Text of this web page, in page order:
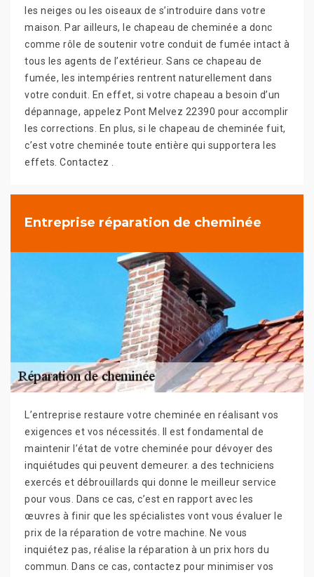
les neiges ou les oiseaux de s’introduire dans votre
maison. Par ailleurs, le chapeau de cheminée a donc
comme rôle de soutenir votre conduit de fumée intact à
tous les agents de l’extérieur. Sans ce chapeau de
fumée, les intempéries rentrent naturellement dans
votre conduit. En effet, si votre chapeau a besoin d’un
dépannage, appelez Pont Melvez 22390 pour accomplir
les corrections. En plus, si le chapeau de cheminée fuit,
c’est votre cheminée toute entière qui supportera les
effets. Contactez .
Entreprise réparation de cheminée
L’entreprise restaure votre cheminée en réalisant vos
exigences et vos nécessités. Il est fondamental de
maintenir l’état de votre cheminée pour dévoyer des
inquiétudes qui peuvent demeurer. a des techniciens
exercés et débrouillards qui donne le meilleur service
pour vous. Dans ce cas, c’est en rapport avec les
œuvres à finir que les spécialistes vont vous évaluer le
prix de la réparation de votre machine. Ne vous
inquiétez pas, réalise la réparation à un prix hors du
commun. Dans ce cas, contactez pour minimiser vos